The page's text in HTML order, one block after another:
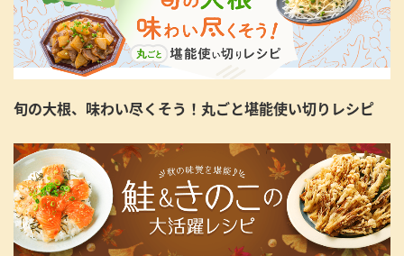
旬の大根、味わい尽くそう！丸ごと堪能使い切りレシピ